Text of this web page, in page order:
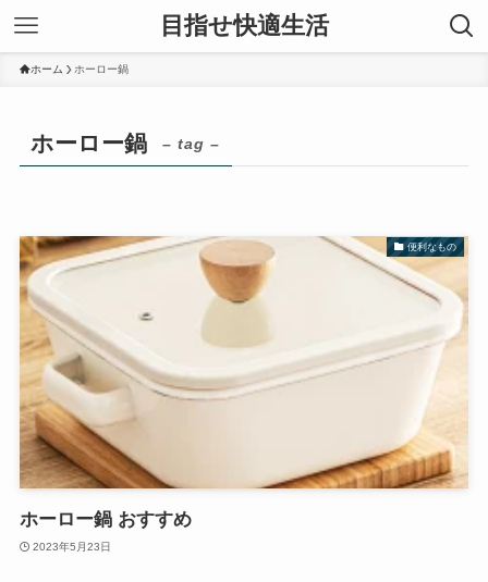
目指せ快適生活
ホーム ホーロー鍋
ホーロー鍋 – tag –
便利なもの
ホーロー鍋 おすすめ
2023年5月23日